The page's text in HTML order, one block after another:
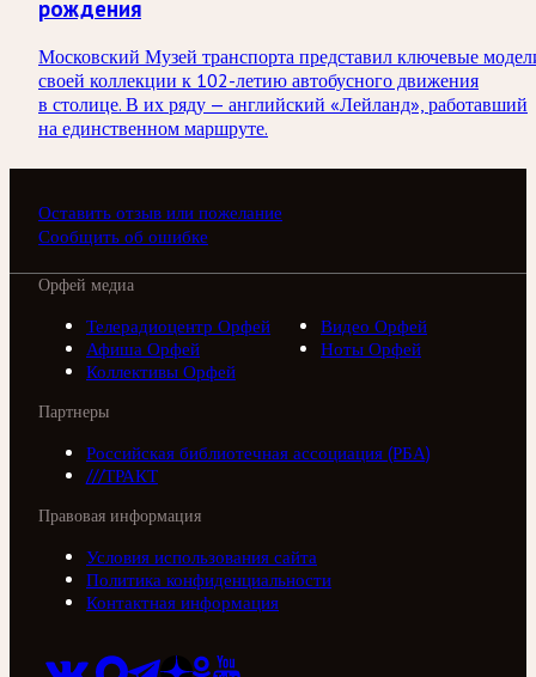
рождения
Московский Музей транспорта представил ключевые
своей коллекции к 102-летию автобусного движения
в столице. В их ряду — английский «Лейланд», работавший
на единственном маршруте.
Оставить отзыв или пожелание
Сообщить об ошибке
Орфей медиа
Телерадиоцентр Орфей
Видео Орфей
Афиша Орфей
Ноты Орфей
Коллективы Орфей
Партнеры
Российская библиотечная ассоциация (РБА)
///ТРАКТ
Правовая информация
Условия использования сайта
Политика конфиденциальности
Контактная информация